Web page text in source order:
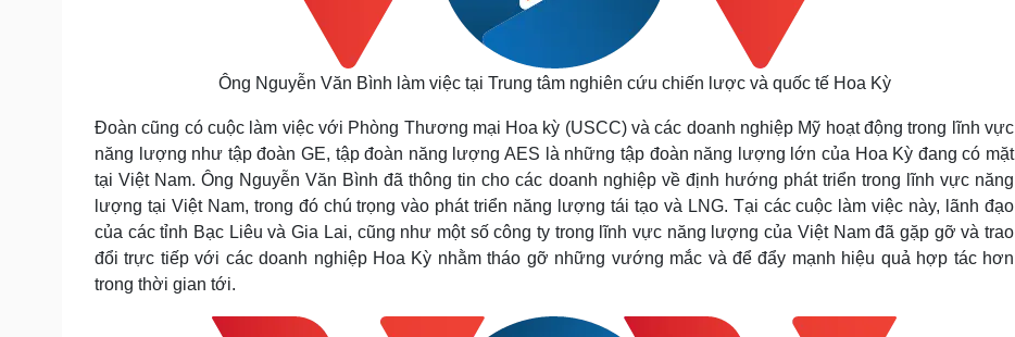
Ông Nguyễn Văn Bình làm việc tại Trung tâm nghiên cứu chiến lược và quốc tế Hoa Kỳ
Đoàn cũng có cuộc làm việc với Phòng Thương mại Hoa kỳ (USCC) và các doanh nghiệp Mỹ hoạt động trong lĩnh vực
năng lượng như tập đoàn GE, tập đoàn năng lượng AES là những tập đoàn năng lượng lớn của Hoa Kỳ đang có mặt
tại Việt Nam. Ông Nguyễn Văn Bình đã thông tin cho các doanh nghiệp về định hướng phát triển trong lĩnh vực năng
lượng tại Việt Nam, trong đó chú trọng vào phát triển năng lượng tái tạo và LNG. Tại các cuộc làm việc này, lãnh đạo
của các tỉnh Bạc Liêu và Gia Lai, cũng như một số công ty trong lĩnh vực năng lượng của Việt Nam đã gặp gỡ và trao
đổi trực tiếp với các doanh nghiệp Hoa Kỳ nhằm tháo gỡ những vướng mắc và để đẩy mạnh hiệu quả hợp tác hơn
trong thời gian tới.